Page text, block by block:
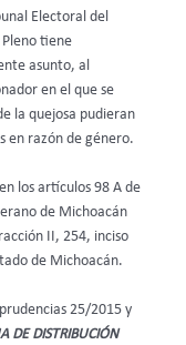
Electoral del
tiene
asunto, al
en el que se
la quejosa pudieran
en razón de género.
los artículos 98 A de
de Michoacán
II, 254, inciso
de Michoacán.
25/2015 y
DE DISTRIBUCIÓN